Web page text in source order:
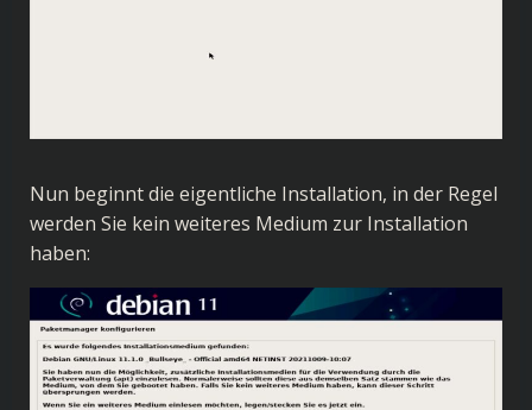
Nun beginnt die eigentliche Installation, in der Regel
werden Sie kein weiteres Medium zur Installation
haben: